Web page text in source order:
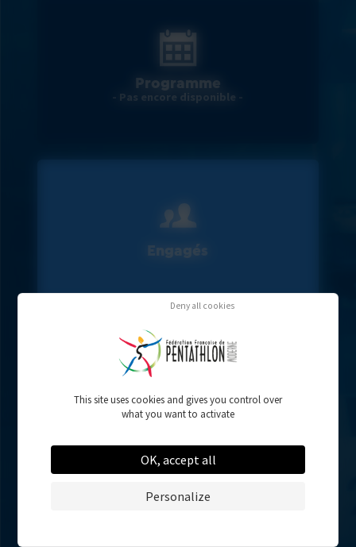
Programme
- Pas encore disponible -
Engagés
Résultats
- Pas encore disponible -
This site uses cookies and gives you control over
what you want to activate
OK, accept all
Deny all cookies
Personalize